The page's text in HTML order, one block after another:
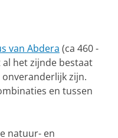
van Abdera (ca 460 -
al het zijnde bestaat
zijn.
en tussen
natuur- en